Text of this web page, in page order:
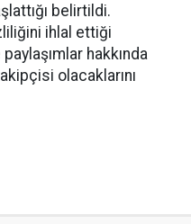
belirtildi.
ihlal ettiği
hakkında
olacaklarını